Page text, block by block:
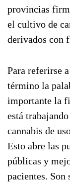
provincias
el cultivo de
derivados con
Para referirse
término la
importante la
está
cannabis de
Esto abre las
públicas y
pacientes. Son